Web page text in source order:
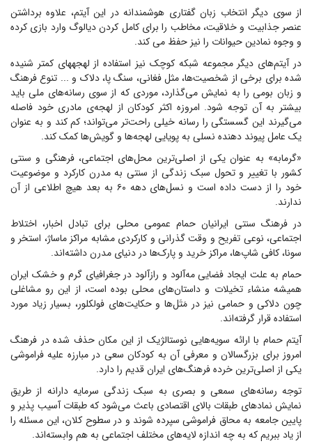
از سوی دیگر انتخاب زبان گفتاری هوشمندانه در این آیتم، علاوه برداشتن
عنصر جذابیت و خلاقیت، مخاطب را برای کامل کردن دیالوگ وارد بازی کرده
و وجوه نمادین حیوانات را نیز حفظ می کند.
در آیتم‌های دیگر مجموعه شبکه کوچک نیز استفاده از لهجههای کمتر شنیده
شده برای برخی از شخصیت‌ها، مثل فغانی، سنگ پا، دلاک و ... تنوع فرهنگ
و زبان بومی را به نمایش می‌گذارد، موردی که از سوی رسانه‌های ملی باید
بیشتر به آن توجه شود. امروزه اکثر کودکان از لهجه‌ی مادری خود فاصله
می‌گیرند این گسستگی را رسانه خیلی راحت‌تر می‌تواند؛ کم کند و به عنوان
یک عامل پیوند دهنده نسلی به پویایی لهجه‌ها و گویش‌ها کمک کند.
«گرمابه» به عنوان یکی از اصلی‌ترین محل‌های اجتماعی، فرهنگی و سنتی
کشور با تغییر و تحول سبک زندگی از سنتی به مدرن کارکرد و موضوعیت
خود را از دست داده است و نسل‌های دهه ۶۰ به بعد هیچ اطلاعی از آن
ندارند.
در فرهنگ سنتی ایرانیان حمام عمومی محلی برای تبادل اخبار، اختلاط
اجتماعی، نوعی تفریح و وقت گذرانی و کارکردی مشابه مراکز ماساژ، استخر و
سونا، کافی شاپ‌ها، مراکز خرید و پارک‌ها در دنیای مدرن داشته‌اند.
حمام به علت ایجاد فضایی مه‌آلود و رازآلود در جغرافیای گرم و خشک ایران
همیشه منشاء تخیلات و داستان‌های محلی بوده است، از این رو مشاغلی
چون دلاکی و حمامی نیز در مَتَل‌ها و حکایت‌های فولکلور، بسیار زیاد مورد
استفاده قرار گرفته‌اند.
آیتم حمام با ارائه سویه‌هایی نوستالژیک از این مکان حذف شده در فرهنگ
امروز برای بزرگسالان و معرفی آن به کودکان سعی در مبارزه علیه فراموشی
یکی از اصلی‌ترین خرده فرهنگ‌های ایران قدیم را دارد.
توجه رسانه‌های سمعی و بصری به سبک زندگی سرمایه دارانه از طریق
نمایش نمادهای طبقات بالای اقتصادی باعث می‌شود که طبقات آسیب پذیر و
پایین جامعه به محاق فراموشی سپرده شوند و در سطوح کلان، این مسئله را
از یاد ببریم که به چه اندازه لایه‌های مختلف اجتماعی به هم وابسته‌اند.